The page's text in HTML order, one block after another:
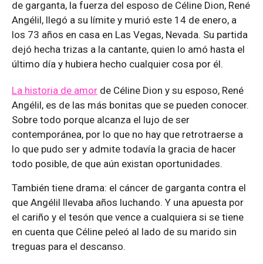
de garganta, la fuerza del esposo de Céline Dion, René
Angélil, llegó a su límite y murió este 14 de enero, a
los 73 años en casa en Las Vegas, Nevada. Su partida
dejó hecha trizas a la cantante, quien lo amó hasta el
último día y hubiera hecho cualquier cosa por él.
La historia de amor de Céline Dion y su esposo, René
Angélil, es de las más bonitas que se pueden conocer.
Sobre todo porque alcanza el lujo de ser
contemporánea, por lo que no hay que retrotraerse a
lo que pudo ser y admite todavía la gracia de hacer
todo posible, de que aún existan oportunidades.
También tiene drama: el cáncer de garganta contra el
que Angélil llevaba años luchando. Y una apuesta por
el cariño y el tesón que vence a cualquiera si se tiene
en cuenta que Céline peleó al lado de su marido sin
treguas para el descanso.